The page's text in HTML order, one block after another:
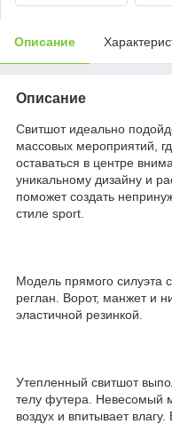
Описание
Описание
Свитшот идеально
массовых мероприятий,
оставаться в центре
уникальному дизайну и
поможет создать
стиле sport.
Модель прямого силуэта
реглан. Ворот, манжет и
эластичной резинкой.
Утепленный свитшот
телу футера. Невесомый
воздух и впитывает